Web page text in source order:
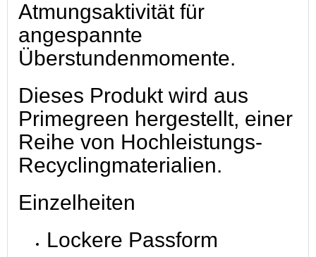
Atmungsaktivität für
angespannte
Überstundenmomente.
Dieses Produkt wird aus
Primegreen hergestellt, einer
Reihe von Hochleistungs-
Recyclingmaterialien.
Einzelheiten
Lockere Passform